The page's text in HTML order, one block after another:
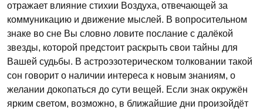
отражает влияние стихии Воздуха, отвечающей за
коммуникацию и движение мыслей. В вопросительном
знаке во сне Вы словно ловите послание с далёкой
звезды, которой предстоит раскрыть свои тайны для
Вашей судьбы. В астроэзотерическом толковании такой
сон говорит о наличии интереса к новым знаниям, о
желании докопаться до сути вещей. Если знак окружён
ярким светом, возможно, в ближайшие дни произойдёт